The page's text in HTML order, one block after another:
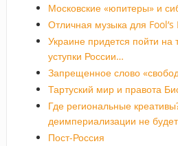
Московские «юпитеры» и
Отличная музыка для
Украине придется пойти на
уступки России…
Запрещенное слово
Тартуский мир и правота
Где региональные
деимпериализации не
Пост-Россия